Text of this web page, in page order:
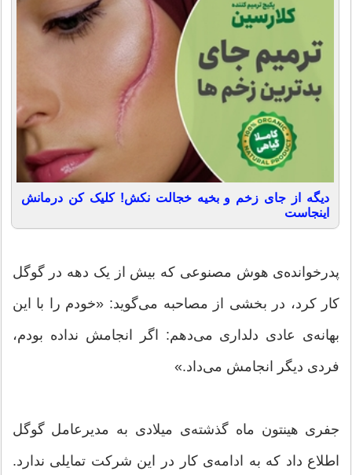
دیگه از جای زخم و بخیه خجالت نکش! کلیک کن درمانش
اینجاست
پدرخوانده‌ی هوش مصنوعی که بیش از یک دهه در گوگل
کار کرد، در بخشی از مصاحبه می‌گوید: «خودم را با این
بهانه‌ی عادی دلداری می‌دهم: اگر انجامش نداده بودم،
فردی دیگر انجامش می‌داد.»
جفری هینتون ماه گذشته‌ی میلادی به مدیرعامل گوگل
اطلاع داد که به ادامه‌ی کار در این شرکت تمایلی ندارد.